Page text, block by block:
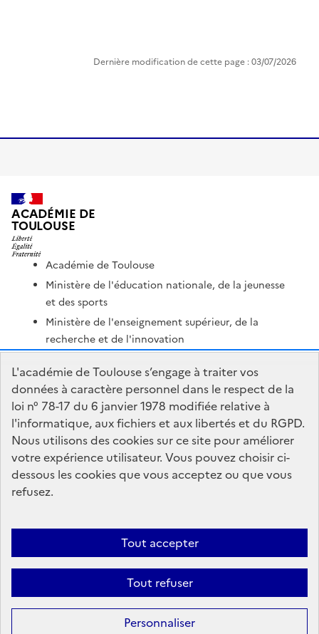
Dernière modification de cette page : 03/07/2026
ACADÉMIE DE
TOULOUSE
Académie de Toulouse
Ministère de l'éducation nationale, de la jeunesse
et des sports
Ministère de l'enseignement supérieur, de la
recherche et de l'innovation
Nous contacter
DSDEN du Tarn-et-Garonne
Centre administratif Forestié
436 rue Edouard Forestié
82000 Montauban
Accessibilité : non conforme Mentions Légales
Connexion
Gestion des cookies
L'académie de Toulouse s’engage à traiter vos
données à caractère personnel dans le respect de la
loi n° 78-17 du 6 janvier 1978 modifiée relative à
l'informatique, aux fichiers et aux libertés et du RGPD.
Nous utilisons des cookies sur ce site pour améliorer
votre expérience utilisateur. Vous pouvez choisir ci-
dessous les cookies que vous acceptez ou que vous
refusez.
Tout accepter
Tout refuser
Personnaliser